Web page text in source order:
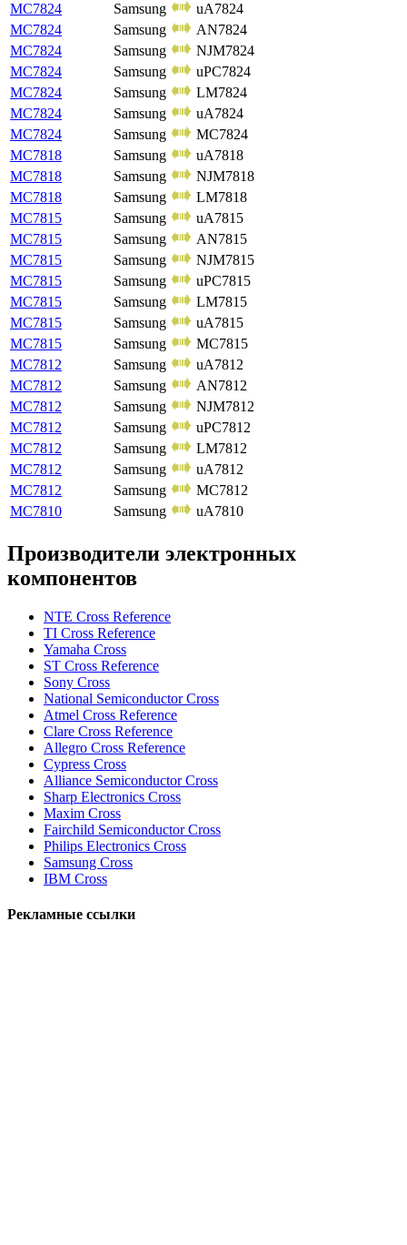
MC7824
Samsung
uA7824
MC7824
Samsung
AN7824
MC7824
Samsung
NJM7824
MC7824
Samsung
uPC7824
MC7824
Samsung
LM7824
MC7824
Samsung
uA7824
MC7824
Samsung
MC7824
MC7818
Samsung
uA7818
MC7818
Samsung
NJM7818
MC7818
Samsung
LM7818
MC7815
Samsung
uA7815
MC7815
Samsung
AN7815
MC7815
Samsung
NJM7815
MC7815
Samsung
uPC7815
MC7815
Samsung
LM7815
MC7815
Samsung
uA7815
MC7815
Samsung
MC7815
MC7812
Samsung
uA7812
MC7812
Samsung
AN7812
MC7812
Samsung
NJM7812
MC7812
Samsung
uPC7812
MC7812
Samsung
LM7812
MC7812
Samsung
uA7812
MC7812
Samsung
MC7812
MC7810
Samsung uA7810
Производители электронных
компонентов
NTE Cross Reference
TI Cross Reference
Yamaha Cross
ST Cross Reference
Sony Cross
National Semiconductor Cross
Atmel Cross Reference
Clare Cross Reference
Allegro Cross Reference
Cypress Cross
Alliance Semiconductor Cross
Sharp Electronics Cross
Maxim Cross
Fairchild Semiconductor Cross
Philips Electronics Cross
Samsung Cross
IBM Cross
Рекламные ссылки